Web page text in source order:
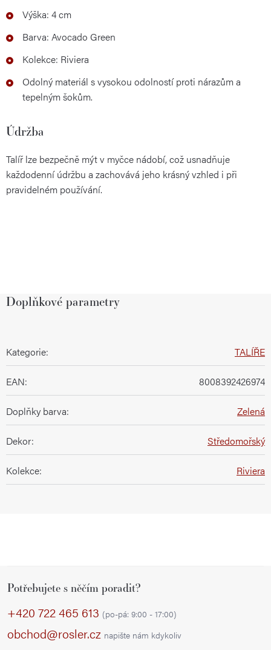
Výška: 4 cm
Barva: Avocado Green
Kolekce: Riviera
Odolný materiál s vysokou odolností proti nárazům a
tepelným šokům.
Údržba
Talíř lze bezpečně mýt v myčce nádobí, což usnadňuje
každodenní údržbu a zachovává jeho krásný vzhled i při
pravidelném používání.
Doplňkové parametry
Kategorie: TALÍŘE
EAN: 8008392426974
Doplňky barva: Zelená
Dekor: Středomořský
Kolekce: Riviera
Potřebujete s něčím poradit?
+420 722 465 613 (po-pá: 9:00 - 17:00)
obchod@rosler.cz napište nám kdykoliv